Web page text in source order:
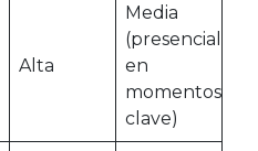
Alta
Media
(presencial
en
momentos
clave)